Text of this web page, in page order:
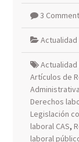
3
Actualidad
Artículos de
Derechos
Legislación
laboral CAS,
laboral